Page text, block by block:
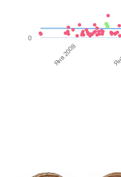
Янв 2008
0